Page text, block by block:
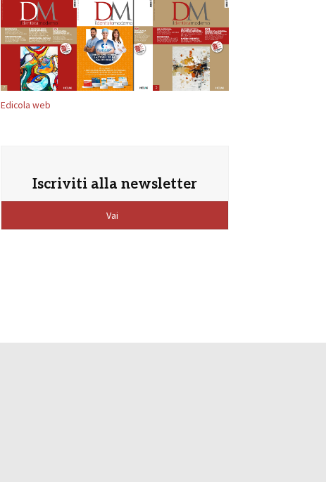
Edicola web
Iscriviti alla newsletter
Vai